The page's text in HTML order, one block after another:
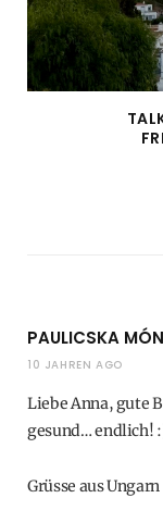
PAULICSKA
10 JAHREN AGO
Liebe Anna, gute
gesund… endlich!
Grüsse aus Ungarn